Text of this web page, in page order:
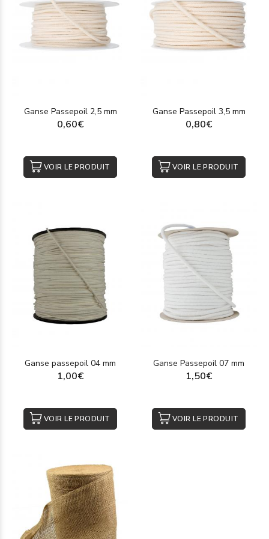
Ganse Passepoil 2,5 mm
0,60€
VOIR LE PRODUIT
Ganse Passepoil 3,5 mm
0,80€
VOIR LE PRODUIT
Ganse passepoil 04 mm
1,00€
VOIR LE PRODUIT
Ganse Passepoil 07 mm
1,50€
VOIR LE PRODUIT